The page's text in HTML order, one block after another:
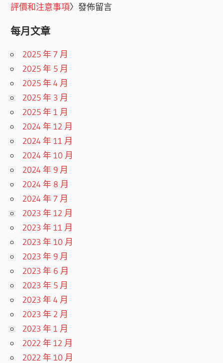
評價和注意事項〉發佈留言
每月文章
2025 年 7 月
2025 年 5 月
2025 年 4 月
2025 年 3 月
2025 年 1 月
2024 年 12 月
2024 年 11 月
2024 年 10 月
2024 年 9 月
2024 年 8 月
2024 年 7 月
2023 年 12 月
2023 年 11 月
2023 年 10 月
2023 年 9 月
2023 年 6 月
2023 年 5 月
2023 年 4 月
2023 年 2 月
2023 年 1 月
2022 年 12 月
2022 年 10 月